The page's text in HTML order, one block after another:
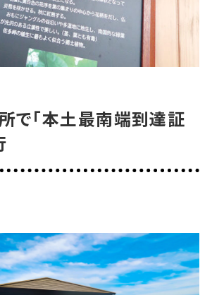
で「本土最南端到達証